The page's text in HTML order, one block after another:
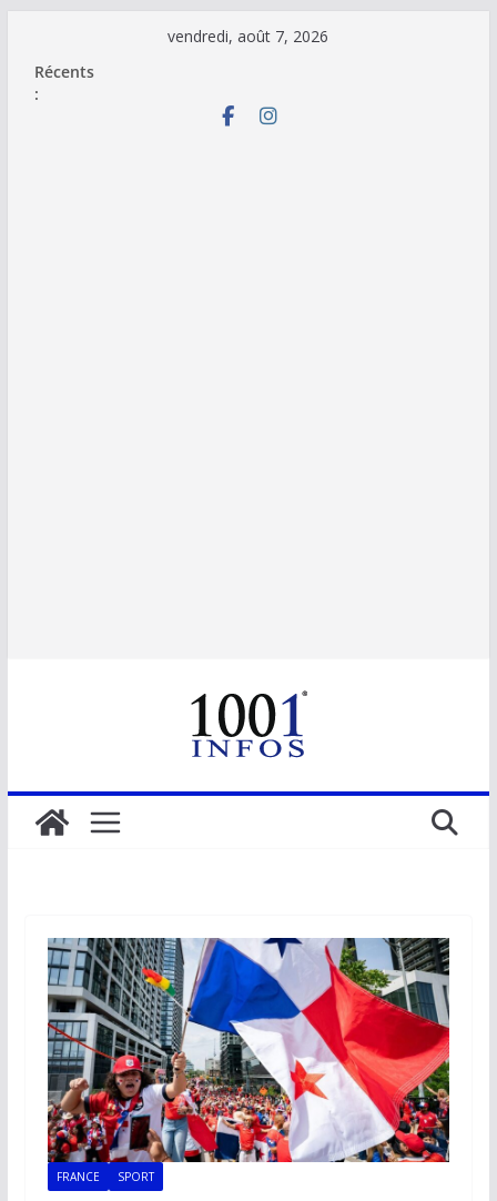
contenu
vendredi, août 7, 2026
Récents
:
FRANCE SPORT